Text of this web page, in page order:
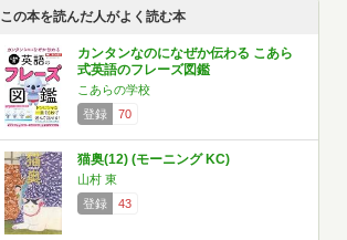
この本を読んだ人がよく読む本
カンタンなのになぜか伝わる こあら
式英語のフレーズ図鑑
こあらの学校
登録
70
猫奥(12) (モーニング KC)
山村 東
登録
43